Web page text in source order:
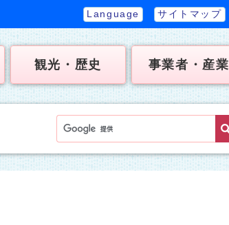
Language サイトマップ
観光・歴史 事業者・産業